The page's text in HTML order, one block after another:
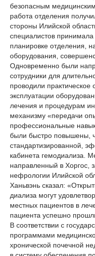
безопасным
работа отделения
стороны Илийской
специалистов принимала
планировке отделения,
оборудования,
Одновременно были
сотрудники для
проводили практическое
эксплуатации
лечения и процедурам
механизму «передачи
профессиональные
были быстро повышены,
стандартизированной,
кабинета гемодиализа.
направленный в Хоргос,
нефрологии Илийской
Ханьвэнь сказал:
диализа могут
местных пациентов в
пациента успешно
В соответствии с
программами
хронической почечной